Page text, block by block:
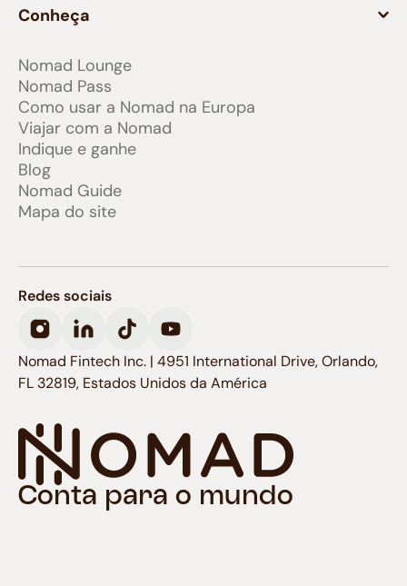
Conheça
Nomad Lounge
Nomad Pass
Como usar a Nomad na Europa
Viajar com a Nomad
Indique e ganhe
Blog
Nomad Guide
Mapa do site
Conta para o mundo
Redes sociais
Nomad Fintech Inc. | 4951 International Drive, Orlando,
FL 32819, Estados Unidos da América